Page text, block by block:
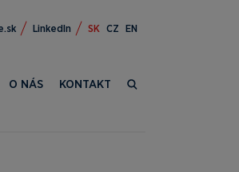
LinkedIn SK CZ EN
O NÁS KONTAKT